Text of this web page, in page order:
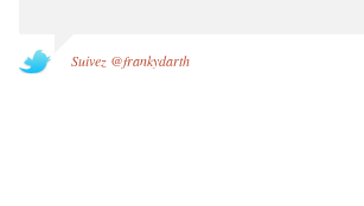
Suivez @frankydarth